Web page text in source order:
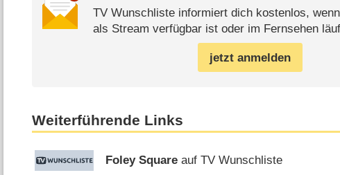
TV Wunschliste informiert dich kostenlos, wenn
als Stream verfügbar ist oder im Fernsehen
jetzt anmelden
Weiterführende Links
Foley Square auf TV Wunschliste